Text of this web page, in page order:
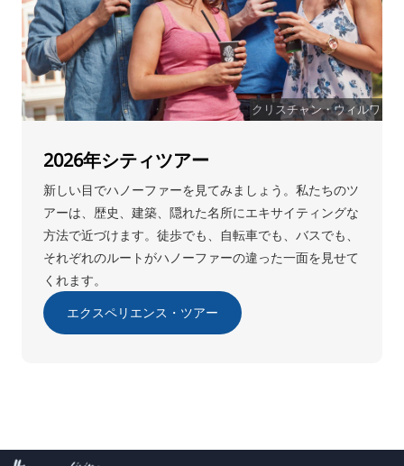
クリスチャン・ウィルワ
2026年シティツアー
新しい目でハノーファーを見てみましょう。私たちのツ
アーは、歴史、建築、隠れた名所にエキサイティングな
方法で近づけます。徒歩でも、自転車でも、バスでも、
それぞれのルートがハノーファーの違った一面を見せて
くれます。
エクスペリエンス・ツアー